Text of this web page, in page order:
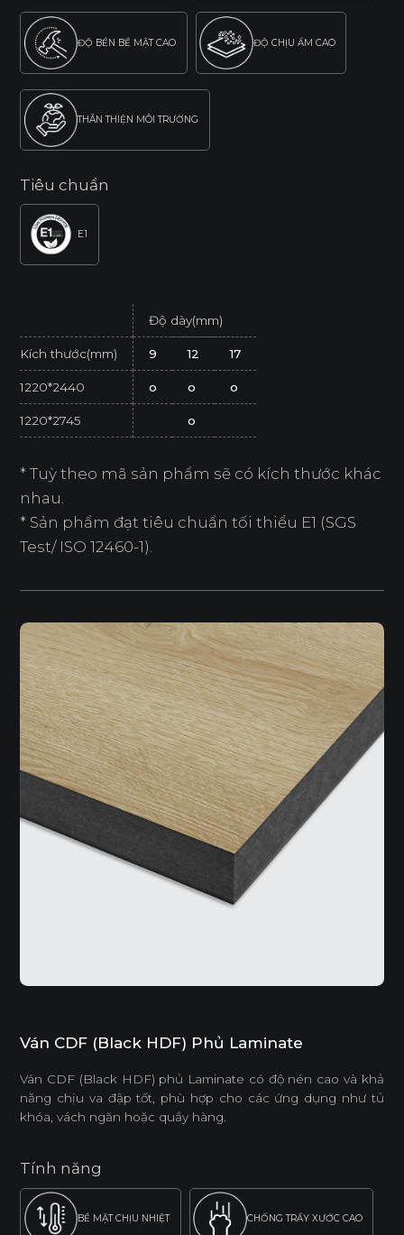
ĐỘ BỀN BỀ MẶT CAO ĐỘ CHỊU ẨM CAO
THÂN THIỆN MÔI TRƯỜNG
Tiêu chuẩn
E1
Độ dày(mm)
Kích thước(mm) 9 12 17
1220*2440 o o o
1220*2745 o
* Tuỳ theo mã sản phẩm sẽ có kích thước khác
nhau.
* Sản phẩm đạt tiêu chuẩn tối thiểu E1 (SGS
Test/ ISO 12460-1).
Ván CDF (Black HDF) Phủ Laminate
Ván CDF (Black HDF) phủ Laminate có độ nén cao và khả
năng chịu va đập tốt, phù hợp cho các ứng dụng như tủ
khóa, vách ngăn hoặc quầy hàng.
Tính năng
BỀ MẶT CHỊU NHIỆT CHỐNG TRẦY XƯỚC CAO